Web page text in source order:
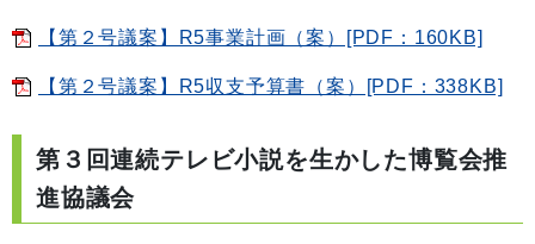
【第２号議案】R5事業計画（案）[PDF：160KB]
【第２号議案】R5収支予算書（案）[PDF：338KB]
第３回連続テレビ小説を生かした博覧会推
進協議会